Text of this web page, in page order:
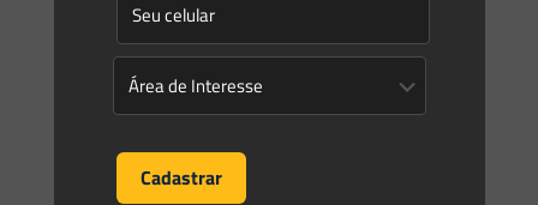
Processos de licenciamento ambiental estão em risco.
Entenda o motivo.
Vivemos tempos atípicos e não restam dúvidas de que a